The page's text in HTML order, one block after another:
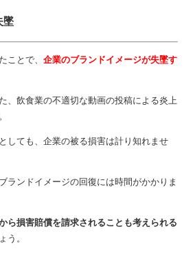
墜
ことで、企業のブランドイメージが失墜す
、飲食業の不適切な動画の投稿による炎上
しても、企業の被る損害は計り知れませ
ランドイメージの回復には時間がかかりま
ら損害賠償を請求されることも考えられる
う。